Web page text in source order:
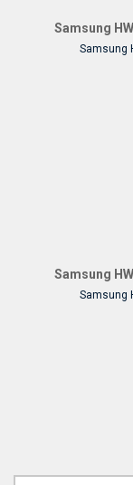
Samsung
Samsung
Samsung
Samsung